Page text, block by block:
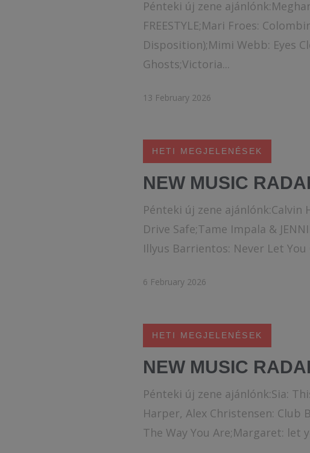
Pénteki új zene
FREESTYLE;Mari Froes:
Disposition);Mimi Webb: Eyes
Ghosts;Victoria...
13 February 2026
HETI MEGJELENÉSEK
NEW MUSIC
Pénteki új zene ajánlónk:Calvin
Drive Safe;Tame Impala &
Illyus Barrientos: Never Let
6 February 2026
HETI MEGJELENÉSEK
NEW MUSIC
Pénteki új zene ajánlónk:Sia:
Harper, Alex Christensen: Club
The Way You Are;Margaret: let